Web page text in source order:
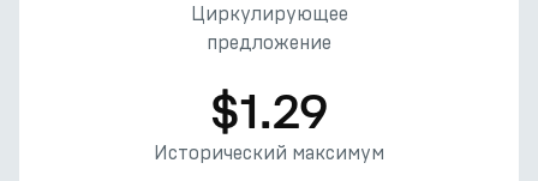
Циркулирующее
предложение
$1.29
Исторический максимум